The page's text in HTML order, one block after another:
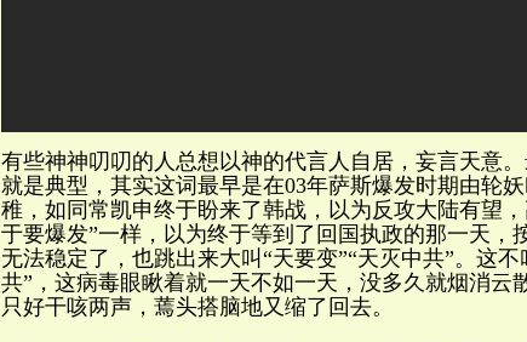
有些神神叨叨的人总想以神的代言人自居，妄言天意
就是典型，其实这词最早是在03年萨斯爆发时期由轮
稚，如同常凯申终于盼来了韩战，以为反攻大陆有望
于要爆发”一样，以为终于等到了回国执政的那一天，
无法稳定了，也跳出来大叫“天要变”“天灭中共”。这
共”，这病毒眼瞅着就一天不如一天，没多久就烟消云
只好干咳两声，蔫头搭脑地又缩了回去。